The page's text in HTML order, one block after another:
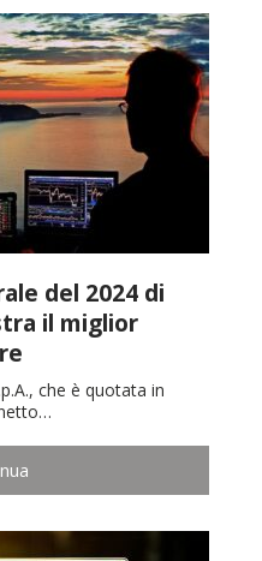
del 2024 di
il miglior
che è quotata in